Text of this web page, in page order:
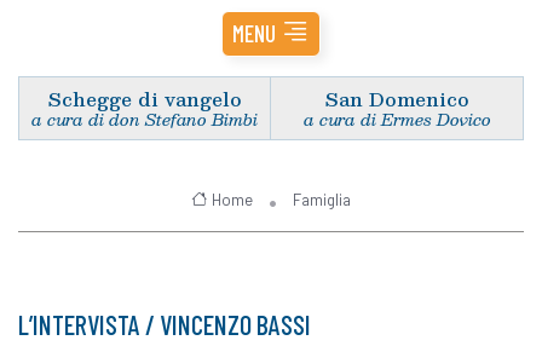
MENU
Schegge di vangelo
a cura di don Stefano Bimbi
San Domenico
a cura di Ermes Dovico
Home Famiglia
L’INTERVISTA / VINCENZO BASSI